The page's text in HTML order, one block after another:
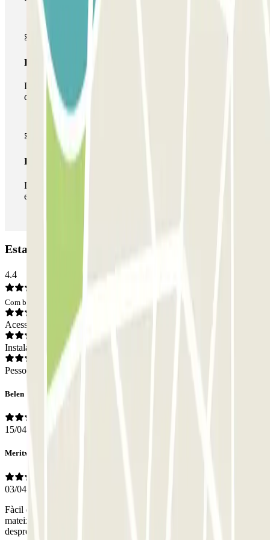
Passe multiestacionamento
Durante a sua estadia, pode utilizar toda a rede de parques
de estacionamento deste operador disponível em Parclick.
Passe ilimitado
Durante a sua estadia, pode entrar e sair do parque de
estacionamento as vezes que quiser.
Estacionamento Mercat La Florida: Opiniões
4.4
Com base em 53 opiniões
Acesso
Instalações
Pessoal
Belen
15/04/2026
Meritxell
03/04/2026
Fàcil entrada. Llàstima que el mapa et porta a un parking privat del
mateix carrer. Cal baixar una aplicació al mòbil per obrir porta
després de les 21.30h entre setmana. Personal molt amable.